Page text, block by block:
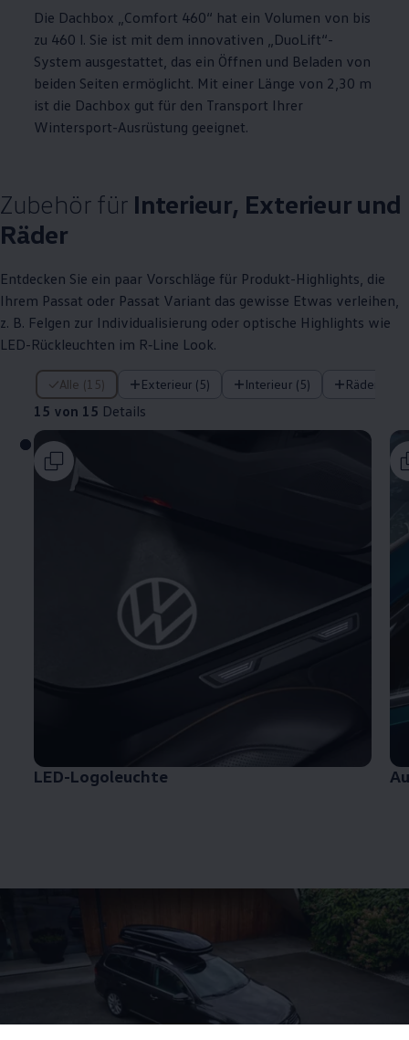
Die Dachbox „Comfort 460“ hat ein Volumen von bis
zu 460 l. Sie ist mit dem innovativen „DuoLift“-
System ausgestattet, das ein Öffnen und Beladen von
beiden Seiten ermöglicht. Mit einer Länge von 2,30 m
ist die Dachbox gut für den Transport Ihrer
Wintersport-Ausrüstung geeignet.
Zubehörfür Interieur, Exterieur und
Räder
Entdecken Sie ein paar Vorschläge für Produkt-Highlights , die
Ihrem Passat oder Passat Variant das gewisse Etwas verleihen,
z. B. Felgen zur Individualisierung oder optische Highlights wie
LED-Rückleuchten im R‑Line Look.
Alle (15) Exterieur (5) Interieur (5) Räder (5)
15 von 15 Details
15 von 15 Details
LED-Logoleuchte